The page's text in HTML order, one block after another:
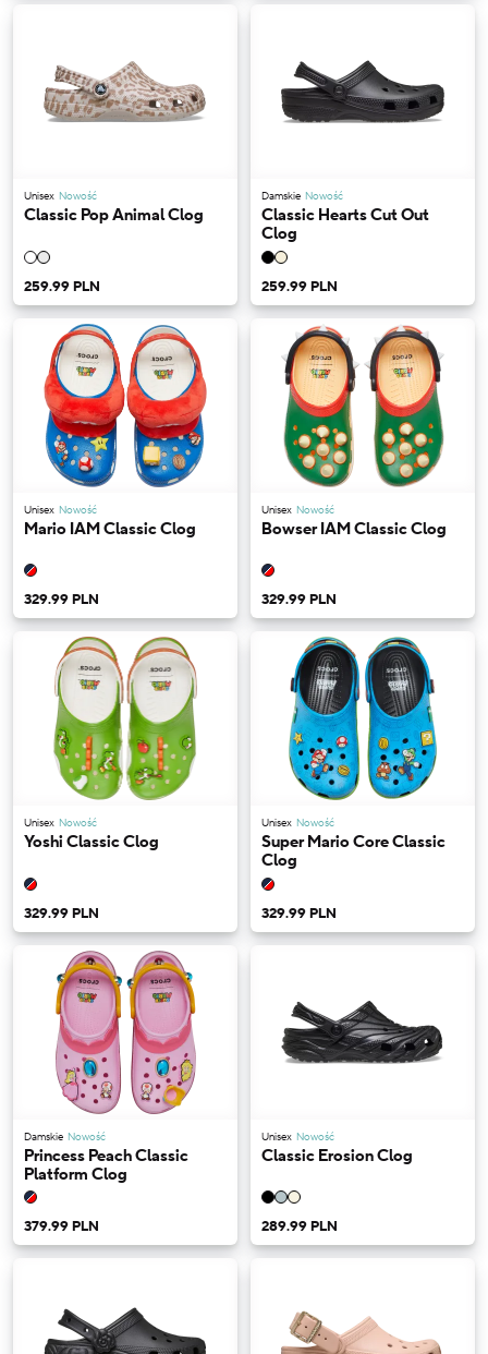
Unisex Nowość
Classic Pop Animal Clog
259.99 PLN
Damskie Nowość
Classic Hearts Cut Out
Clog
259.99 PLN
Unisex Nowość
Mario IAM Classic Clog
329.99 PLN
Unisex Nowość
Bowser IAM Classic Clog
329.99 PLN
Unisex Nowość
Yoshi Classic Clog
329.99 PLN
Unisex Nowość
Super Mario Core Classic
Clog
329.99 PLN
Damskie Nowość
Princess Peach Classic
Platform Clog
379.99 PLN
Unisex Nowość
Classic Erosion Clog
289.99 PLN